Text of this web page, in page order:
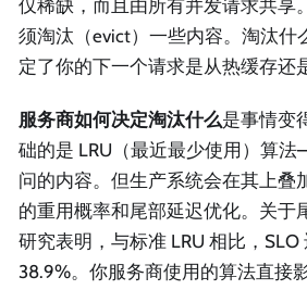
仅稀缺，而且由所有并发请求共享
须淘汰（evict）一些内容。淘汰什
定了你的下一个请求是从热缓存还
服务商如何决定淘汰什么是事情变
础的是 LRU（最近最少使用）算
问的内容。但生产系统会在其上叠
的重用概率和尾部延迟优化。关于
研究表明，与标准 LRU 相比，SLO
38.9%。你服务商使用的算法直接